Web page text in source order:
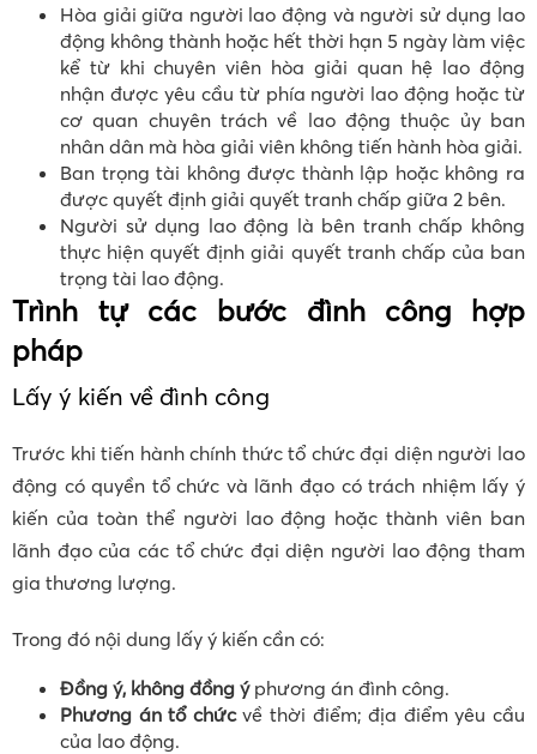
Hòa giải giữa người lao động và người sử dụng lao
động không thành hoặc hết thời hạn 5 ngày làm việc
kể từ khi chuyên viên hòa giải quan hệ lao động
nhận được yêu cầu từ phía người lao động hoặc từ
cơ quan chuyên trách về lao động thuộc ủy ban
nhân dân mà hòa giải viên không tiến hành hòa giải.
Ban trọng tài không được thành lập hoặc không ra
được quyết định giải quyết tranh chấp giữa 2 bên.
Người sử dụng lao động là bên tranh chấp không
thực hiện quyết định giải quyết tranh chấp của ban
trọng tài lao động.
Trình tự các bước đình công hợp
pháp
Lấy ý kiến về đình công
Trước khi tiến hành chính thức tổ chức đại diện người lao
động có quyền tổ chức và lãnh đạo có trách nhiệm lấy ý
kiến của toàn thể người lao động hoặc thành viên ban
lãnh đạo của các tổ chức đại diện người lao động tham
gia thương lượng.
Trong đó nội dung lấy ý kiến cần có:
Đồng ý, không đồng ýphương án đình công.
Phương án tổ chứcvề thời điểm; địa điểm yêu cầu
của lao động.